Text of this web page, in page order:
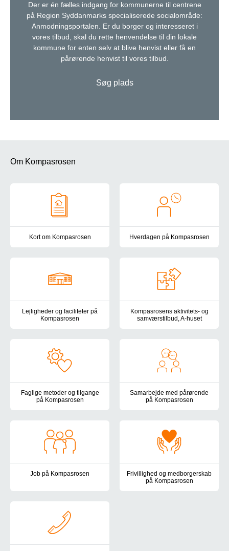
Der er én fælles indgang for kommunerne til centrene
på Region Syddanmarks specialiserede socialområde:
Anmodningsportalen. Er du borger og interesseret i
vores tilbud, skal du rette henvendelse til din lokale
kommune for enten selv at blive henvist eller få en
pårørende henvist til vores tilbud.
Søg plads
Om Kompasrosen
Kort om Kompasrosen Hverdagen på Kompasrosen
Lejligheder og faciliteter på
Kompasrosen
Kompasrosens aktivitets- og
samværstilbud, A-huset
Faglige metoder og tilgange
på Kompasrosen
Samarbejde med pårørende
på Kompasrosen
Job på Kompasrosen
På Kompasrosen er der ikke to dage, der er ens og du skal
Frivillighed og medborgerskab
på Kompasrosen